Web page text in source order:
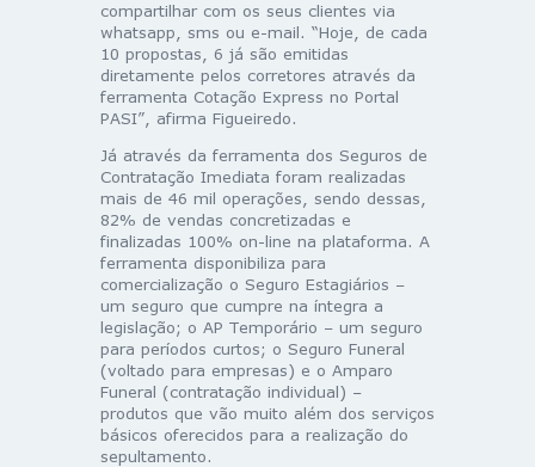
compartilhar com os seus clientes via
whatsapp, sms ou e-mail. “Hoje, de cada
10 propostas, 6 já são emitidas
diretamente pelos corretores através da
ferramenta Cotação Express no Portal
PASI”, afirma Figueiredo.
Já através da ferramenta dos Seguros de
Contratação Imediata foram realizadas
mais de 46 mil operações, sendo dessas,
82% de vendas concretizadas e
finalizadas 100% on-line na plataforma. A
ferramenta disponibiliza para
comercialização o Seguro Estagiários –
um seguro que cumpre na íntegra a
legislação; o AP Temporário – um seguro
para períodos curtos; o Seguro Funeral
(voltado para empresas) e o Amparo
Funeral (contratação individual) –
produtos que vão muito além dos serviços
básicos oferecidos para a realização do
sepultamento.